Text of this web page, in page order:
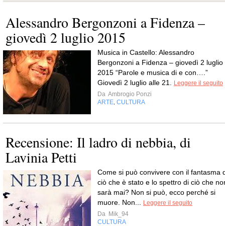
Alessandro Bergonzoni a Fidenza –
giovedì 2 luglio 2015
Musica in Castello: Alessandro
Bergonzoni a Fidenza – giovedì 2 luglio
2015 “Parole e musica di e con….”
Giovedì 2 luglio alle 21.
Leggere il seguito
Da Ambrogio Ponzi
ARTE CULTURA
Recensione: Il ladro di nebbia, di
Lavinia Petti
Come si può convivere con il fantasma
ciò che è stato e lo spettro di ciò che
sarà mai? Non si può, ecco perché si
muore. Non...
Leggere il seguito
Da Mik_94
CULTURA